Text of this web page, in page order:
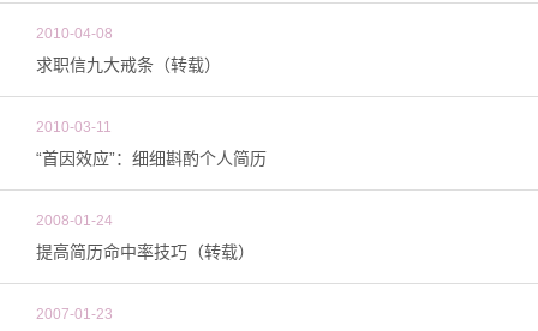
2010-04-08
求职信九大戒条（转载）
2010-03-11
“首因效应”：细细斟酌个人简历
2008-01-24
提高简历命中率技巧（转载）
2007-01-23